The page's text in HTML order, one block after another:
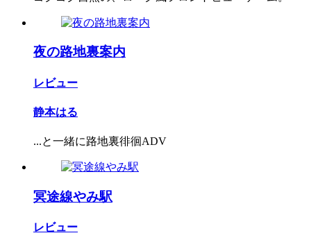
夜の路地裏案内
レビュー
静本はる
...と一緒に路地裏徘徊ADV
冥途線やみ駅
レビュー